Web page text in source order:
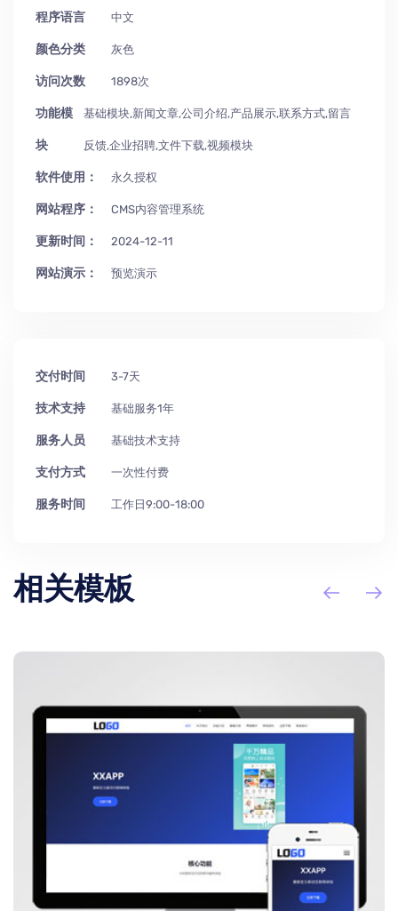
程序语言 中文
颜色分类 灰色
访问次数 1898次
功能模
块
基础模块,新闻文章,公司介绍,产品展示,联系方式,留言
反馈,企业招聘,文件下载,视频模块
软件使用： 永久授权
网站程序： CMS内容管理系统
更新时间： 2024-12-11
网站演示： 预览演示
交付时间 3-7天
技术支持 基础服务1年
服务人员 基础技术支持
支付方式 一次性付费
服务时间 工作日9:00-18:00
相关模板